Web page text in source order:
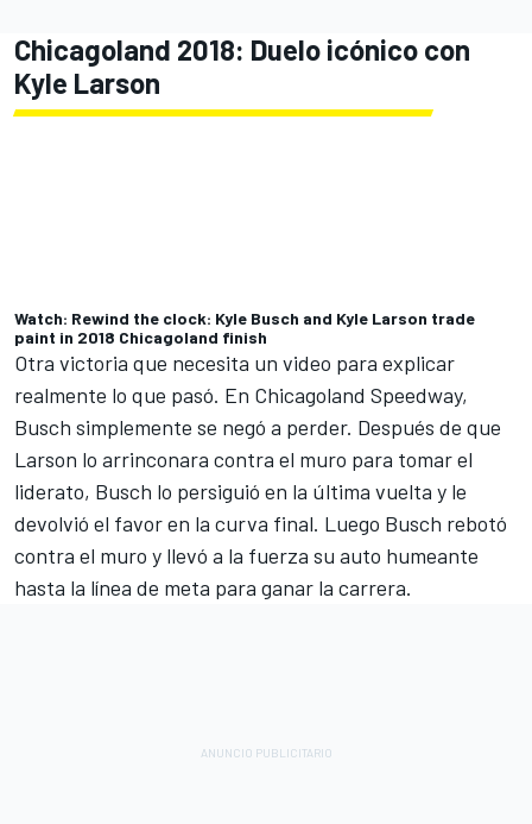
Chicagoland 2018: Duelo icónico con
Kyle Larson
Watch: Rewind the clock: Kyle Busch and Kyle Larson trade
paint in 2018 Chicagoland finish
Otra victoria que necesita un video para explicar
realmente lo que pasó. En Chicagoland Speedway,
Busch simplemente se negó a perder. Después de que
Larson lo arrinconara contra el muro para tomar el
liderato, Busch lo persiguió en la última vuelta y le
devolvió el favor en la curva final. Luego Busch rebotó
contra el muro y llevó a la fuerza su auto humeante
hasta la línea de meta para ganar la carrera.